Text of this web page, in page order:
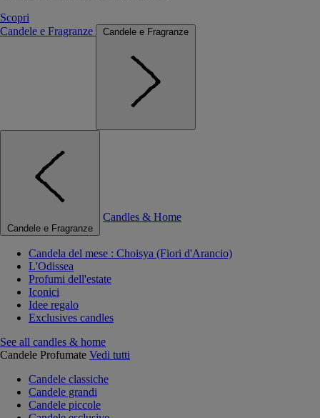
Scopri
Candele e Fragranze
Candele e Fragranze
Candele e Fragranze
Candles & Home
Candela del mese : Choisya (Fiori d'Arancio)
L'Odissea
Profumi dell'estate
Iconici
Idee regalo
Exclusives candles
See all candles & home
Candele Profumate Vedi tutti
Candele classiche
Candele grandi
Candele piccole